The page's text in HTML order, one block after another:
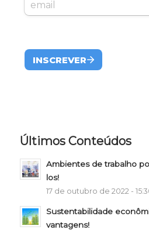
Últimos Conteúdos
Ambientes de trabalho
los!
17 de outubro de 2022 -
Sustentabilidade
vantagens!